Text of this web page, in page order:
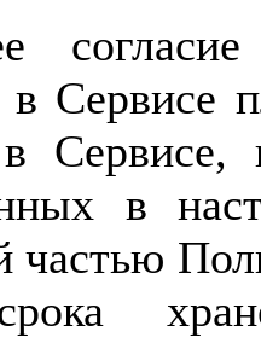
в
в
в
частью